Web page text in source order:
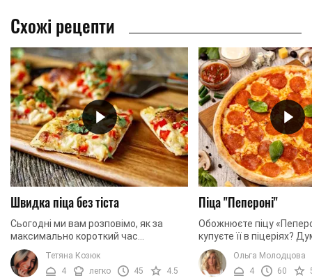
Схожі рецепти
Швидка піца без тіста
Сьогодні ми вам розповімо, як за
максимально короткий час
приготувати фантастично смачну
піцу, від якої будуть у захваті і діти, і
дорослі. Цього ...
Тетяна Козюк
4
легко 45 4.5
Піца "Пепероні"
Обожнюєте піцу
купуєте її в піцеріях?
приготувати цей
складно і вам
потрібно довго ...
Ольга Молодцова
4
60